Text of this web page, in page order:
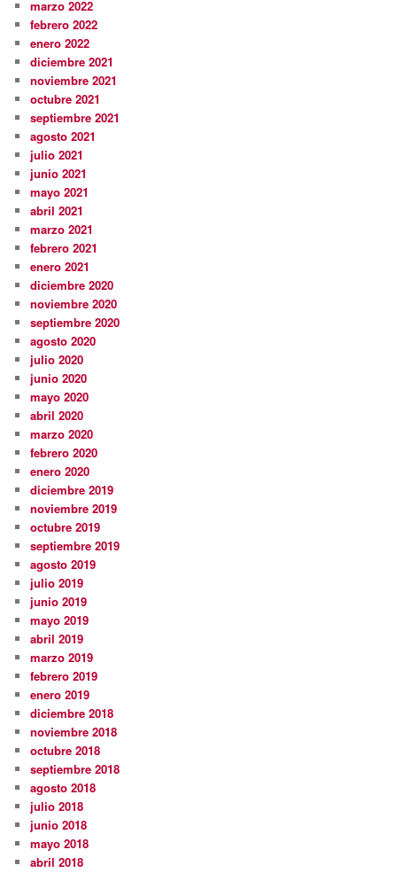
marzo 2022
febrero 2022
enero 2022
diciembre 2021
noviembre 2021
octubre 2021
septiembre 2021
agosto 2021
julio 2021
junio 2021
mayo 2021
abril 2021
marzo 2021
febrero 2021
enero 2021
diciembre 2020
noviembre 2020
septiembre 2020
agosto 2020
julio 2020
junio 2020
mayo 2020
abril 2020
marzo 2020
febrero 2020
enero 2020
diciembre 2019
noviembre 2019
octubre 2019
septiembre 2019
agosto 2019
julio 2019
junio 2019
mayo 2019
abril 2019
marzo 2019
febrero 2019
enero 2019
diciembre 2018
noviembre 2018
octubre 2018
septiembre 2018
agosto 2018
julio 2018
junio 2018
mayo 2018
abril 2018